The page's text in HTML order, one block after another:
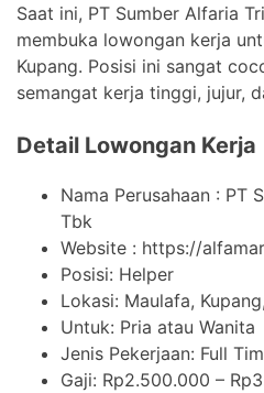
Saat ini, PT Sumber Alfaria
membuka lowongan kerja
Kupang. Posisi ini sangat
semangat kerja tinggi, jujur,
Detail Lowongan Kerja
Nama Perusahaan : PT
Tbk
Website : https://
Posisi: Helper
Lokasi: Maulafa,
Untuk: Pria atau Wanita
Jenis Pekerjaan: Full
Gaji: Rp2.500.000 – Rp